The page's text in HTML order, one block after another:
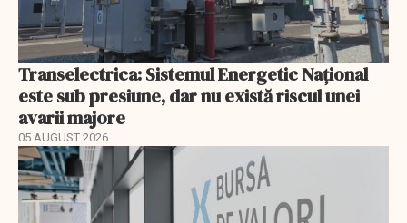
Transelectrica: Sistemul Energetic Național
este sub presiune, dar nu există riscul unei
avarii majore
05 AUGUST 2026